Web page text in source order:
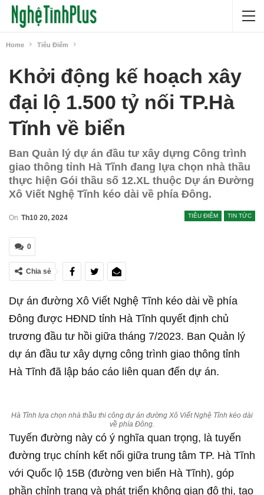
Home Tiêu Điểm
Khởi động kế hoạch xây
đại lộ 1.500 tỷ nối TP.Hà
Tĩnh về biển
Ban Quản lý dự án đầu tư xây dựng Công trình
giao thông tỉnh Hà Tĩnh đang lựa chọn nhà thầu
thực hiện Gói thầu số 12.XL thuộc Dự án Đường
Xô Viết Nghệ Tĩnh kéo dài về phía Đông.
TIÊU ĐIỂM TIN TỨC
On Th10 20, 2024
0
Chia sẻ
Dự án đường Xô Viết Nghệ Tĩnh kéo dài về phía
Đông được HĐND tỉnh Hà Tĩnh quyết định chủ
trương đầu tư hồi giữa tháng 7/2023. Ban Quản lý
dự án đầu tư xây dựng công trình giao thông tỉnh
Hà Tĩnh đã lập báo cáo liên quan đến dự án.
Hà Tĩnh lựa chọn nhà thầu thi công dự án đường Xô Viết Nghệ Tĩnh kéo dài
về phía Đông.
Tuyến đường này có ý nghĩa quan trọng, là tuyến
đường trục chính kết nối giữa trung tâm TP. Hà Tĩnh
với Quốc lộ 15B (đường ven biển Hà Tĩnh), góp
phần chỉnh trang và phát triển không gian đô thị, tạo